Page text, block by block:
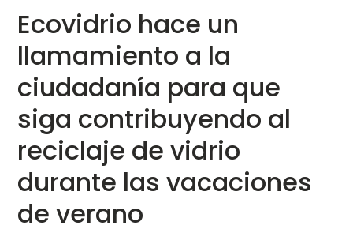
Ecovidrio hace un
llamamiento a la
ciudadanía para que
siga contribuyendo al
reciclaje de vidrio
durante las vacaciones
de verano